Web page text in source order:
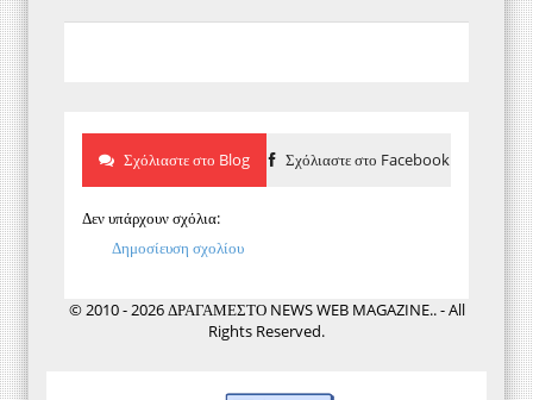
Σχόλιαστε στο Blog Σχόλιαστε στο Facebook
Δεν υπάρχουν σχόλια:
Δημοσίευση σχολίου
© 2010 - 2026 ΔΡΑΓΑΜΕΣΤΟ NEWS WEB MAGAZINE.. - All
Rights Reserved.